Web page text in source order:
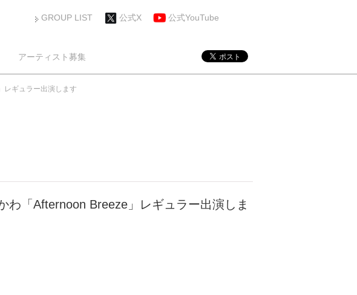
GROUP LIST 公式X 公式YouTube
アーティスト募集
ギュラー出演します
「Afternoon Breeze」レギュラー出演しま